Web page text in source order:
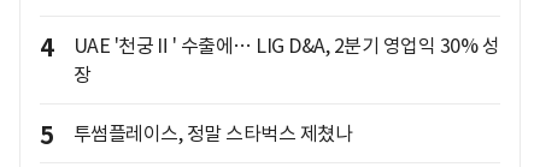
4
UAE '천궁Ⅱ' 수출에… LIG D&A, 2분기 영업익 30% 성
장
5 투썸플레이스, 정말 스타벅스 제쳤나